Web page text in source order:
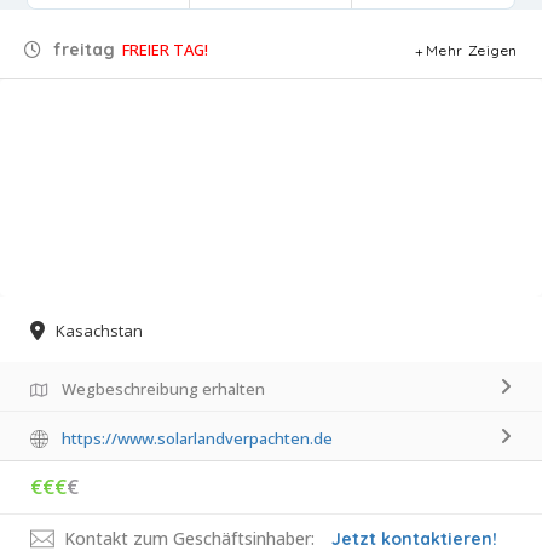
freitag FREIER TAG! Mehr Zeigen
Kasachstan
Wegbeschreibung erhalten
https://www.solarlandverpachten.de
€€€€
Kontakt zum Geschäftsinhaber: Jetzt kontaktieren!